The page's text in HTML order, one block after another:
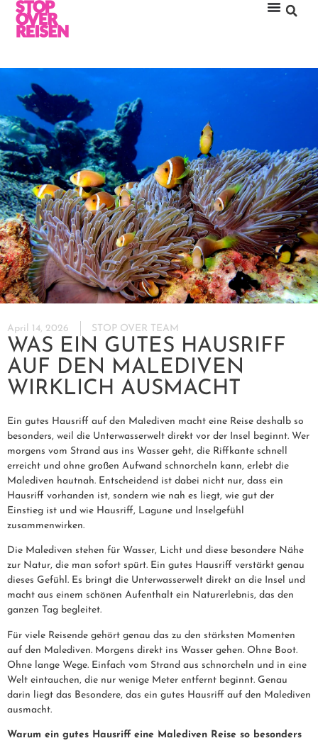
April 14, 2026 STOP OVER TEAM
WAS EIN GUTES HAUSRIFF
AUF DEN MALEDIVEN
WIRKLICH AUSMACHT
Ein gutes Hausriff auf den Malediven macht eine Reise deshalb so
besonders, weil die Unterwasserwelt direkt vor der Insel beginnt. Wer
morgens vom Strand aus ins Wasser geht, die Riffkante schnell
erreicht und ohne großen Aufwand schnorcheln kann, erlebt die
Malediven hautnah. Entscheidend ist dabei nicht nur, dass ein
Hausriff vorhanden ist, sondern wie nah es liegt, wie gut der
Einstieg ist und wie Hausriff, Lagune und Inselgefühl
zusammenwirken.
Die Malediven stehen für Wasser, Licht und diese besondere Nähe
zur Natur, die man sofort spürt. Ein gutes Hausriff verstärkt genau
dieses Gefühl. Es bringt die Unterwasserwelt direkt an die Insel und
macht aus einem schönen Aufenthalt ein Naturerlebnis, das den
ganzen Tag begleitet.
Für viele Reisende gehört genau das zu den stärksten Momenten
auf den Malediven. Morgens direkt ins Wasser gehen. Ohne Boot.
Ohne lange Wege. Einfach vom Strand aus schnorcheln und in eine
Welt eintauchen, die nur wenige Meter entfernt beginnt. Genau
darin liegt das Besondere, das ein gutes Hausriff auf den Malediven
ausmacht.
Warum ein gutes Hausriff eine Malediven Reise so besonders